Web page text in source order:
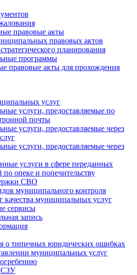
правовые акты
правовых актов
планирования
программы
правовые акты для прохождения
услуг
услуги, предоставляемые по
почты
услуги, предоставляемые через
услуги, предоставляемые через
услуги в сфере переданных
опеке и попечительству
СВО
муниципального контроля
муниципальных услуг
сервисы
запись
о типичных юридических ошибках
муниципальных услуг